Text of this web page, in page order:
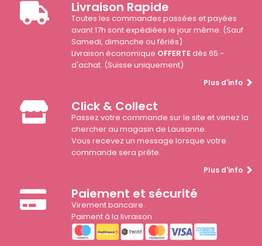
Livraison Rapide
Toutes les commandes passées et payées
avant 17h sont expédiées le jour même. (Sauf
Samedi, dimanche ou fériés)
Livraison économique OFFERTEdès 65.-
d'achat. (Suisse uniquement)
Plus d'info
Click & Collect
Passez votre commande sur le site et venez la
chercher au magasin de Lausanne.
Vous recevez un message lorsque votre
commande sera prête.
Plus d'info
Paiement et sécurité
Virement bancaire.
Paiment à la livraison